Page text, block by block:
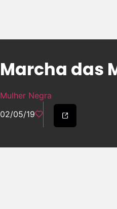
Marcha das
Mulher Negra
02/05/19